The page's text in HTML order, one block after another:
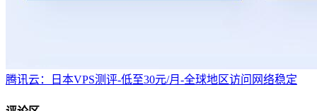
腾讯云：日本VPS测评-低至30元/月-全球地区访问网络稳定